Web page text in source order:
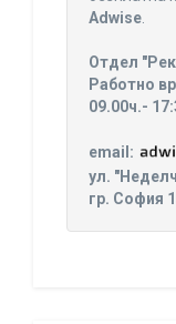
Adwise.
Отдел
Работно
09.00ч.-
email:
ул.
гр. София